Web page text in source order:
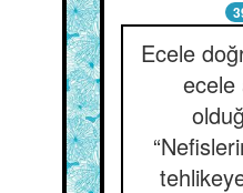
Ecele
ecele